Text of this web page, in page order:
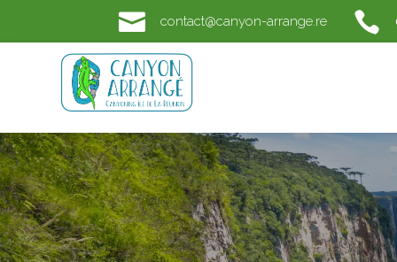
 contact@canyon-arrange.re 